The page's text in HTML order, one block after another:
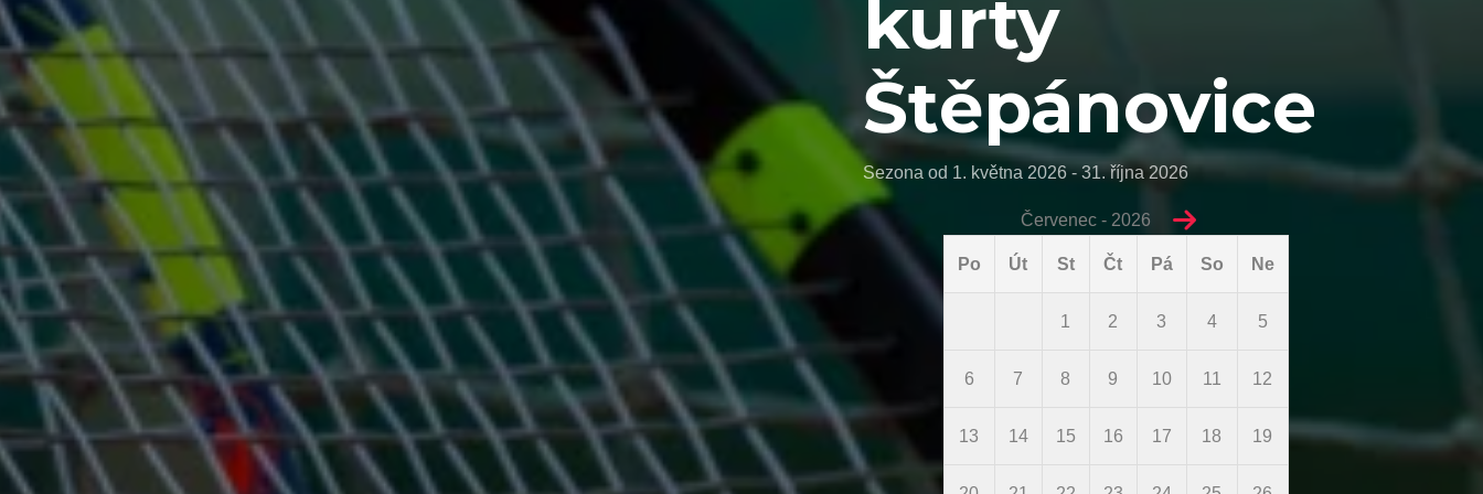
kurty
Štěpánovice
Sezona od 1. května 2026 - 31. října 2026
Červenec - 2026
Po Út St Čt Pá So Ne
1 2 3 4 5
6 7 8 9 10 11 12
13 14 15 16 17 18 19